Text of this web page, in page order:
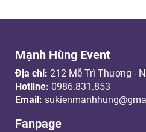
Mạnh Hùng Event
Địa chỉ: 212 Mễ Trì Thượng -
Hotline: 0986.831.853
Email:
Fanpage